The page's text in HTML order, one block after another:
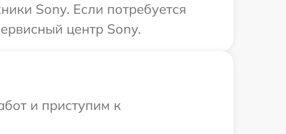
Sony. Если потребуется
центр Sony.
и приступим к